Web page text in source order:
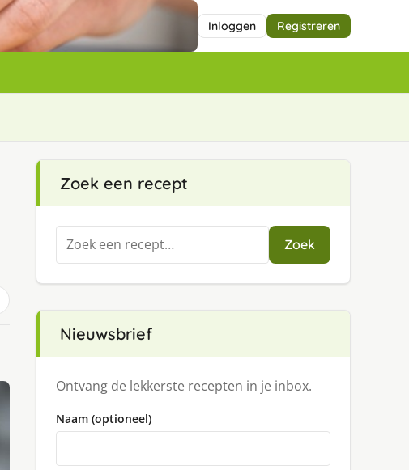
Inloggen Registreren
Zoek een recept
Zoeken
naar:
Zoek
Nieuwsbrief
Ontvang de lekkerste recepten in je inbox.
Naam (optioneel)